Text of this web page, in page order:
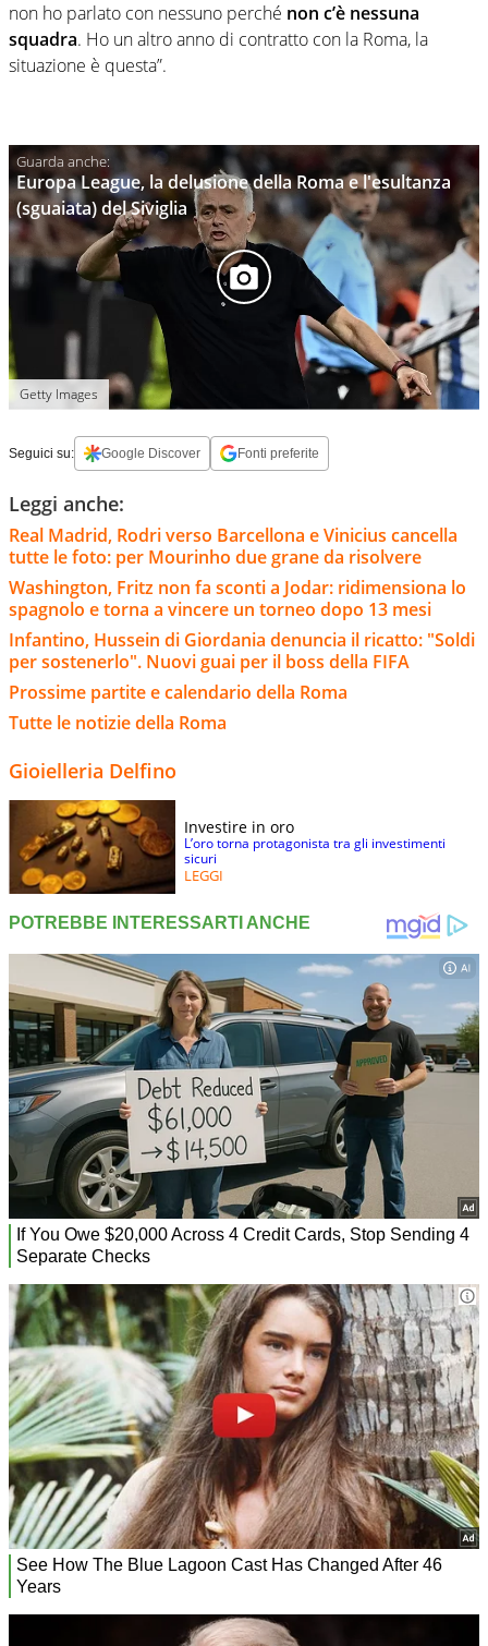
non ho parlato con nessuno perché non c’è nessuna
squadra. Ho un altro anno di contratto con la Roma, la
situazione è questa”.
Europa League, la delusione della Roma e l'esultanza
(sguaiata) del Siviglia
Getty Images
Seguici su: Google Discover Fonti preferite
Leggi anche:
Real Madrid, Rodri verso Barcellona e Vinicius cancella
tutte le foto: per Mourinho due grane da risolvere
Washington, Fritz non fa sconti a Jodar: ridimensiona lo
spagnolo e torna a vincere un torneo dopo 13 mesi
Infantino, Hussein di Giordania denuncia il ricatto: "Soldi
per sostenerlo". Nuovi guai per il boss della FIFA
Prossime partite e calendario della Roma
Tutte le notizie della Roma
Gioielleria Delfino
Investire in oro
L’oro torna protagonista tra gli investimenti
sicuri
LEGGI